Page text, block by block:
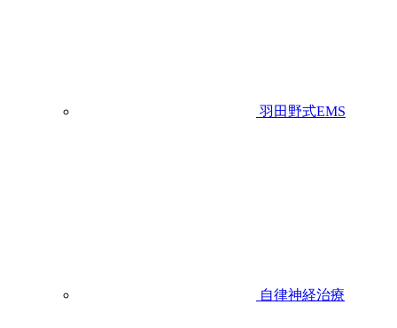
羽田野式EMS
自律神経治療